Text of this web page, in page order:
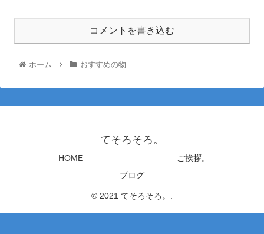
コメントを書き込む
ホーム おすすめの物
てそろそろ。
HOME
ご挨拶。
ブログ
© 2021 てそろそろ。.